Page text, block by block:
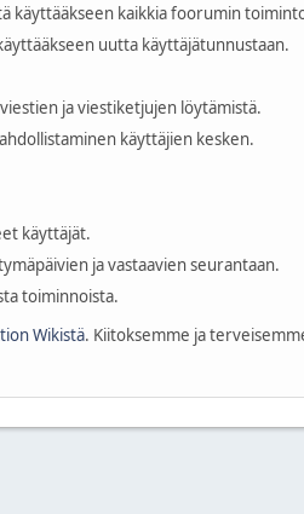
käyttääkseen kaikkia foorumin
uutta käyttäjätunnustaan.
ja viestiketjujen löytämistä.
käyttäjien kesken.
käyttäjät.
ja vastaavien seurantaan.
toiminnoista.
Wikistä. Kiitoksemme ja